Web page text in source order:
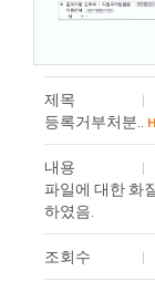
제목
등록거부처분..
내용
파일에 대한 화
하였음.
조회수